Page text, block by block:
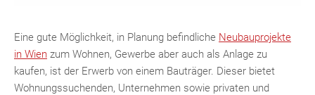
Eine gute Möglichkeit, in Planung befindliche Neubauprojekte
in Wien zum Wohnen, Gewerbe aber auch als Anlage zu
kaufen, ist der Erwerb von einem Bauträger. Dieser bietet
Wohnungssuchenden, Unternehmen sowie privaten und